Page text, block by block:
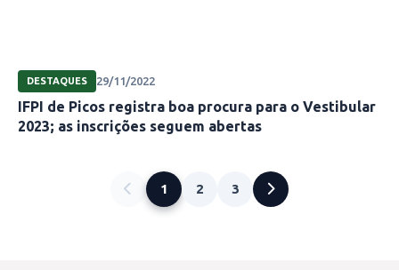
DESTAQUES 29/11/2022
IFPI de Picos registra boa procura para o Vestibular
2023; as inscrições seguem abertas
1 2 3